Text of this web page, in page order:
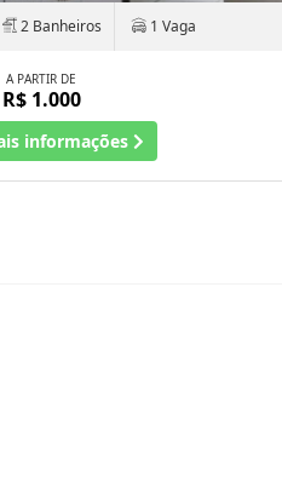
2 Banheiros 1 Vaga
A PARTIR DE
R$ 1.000
informações